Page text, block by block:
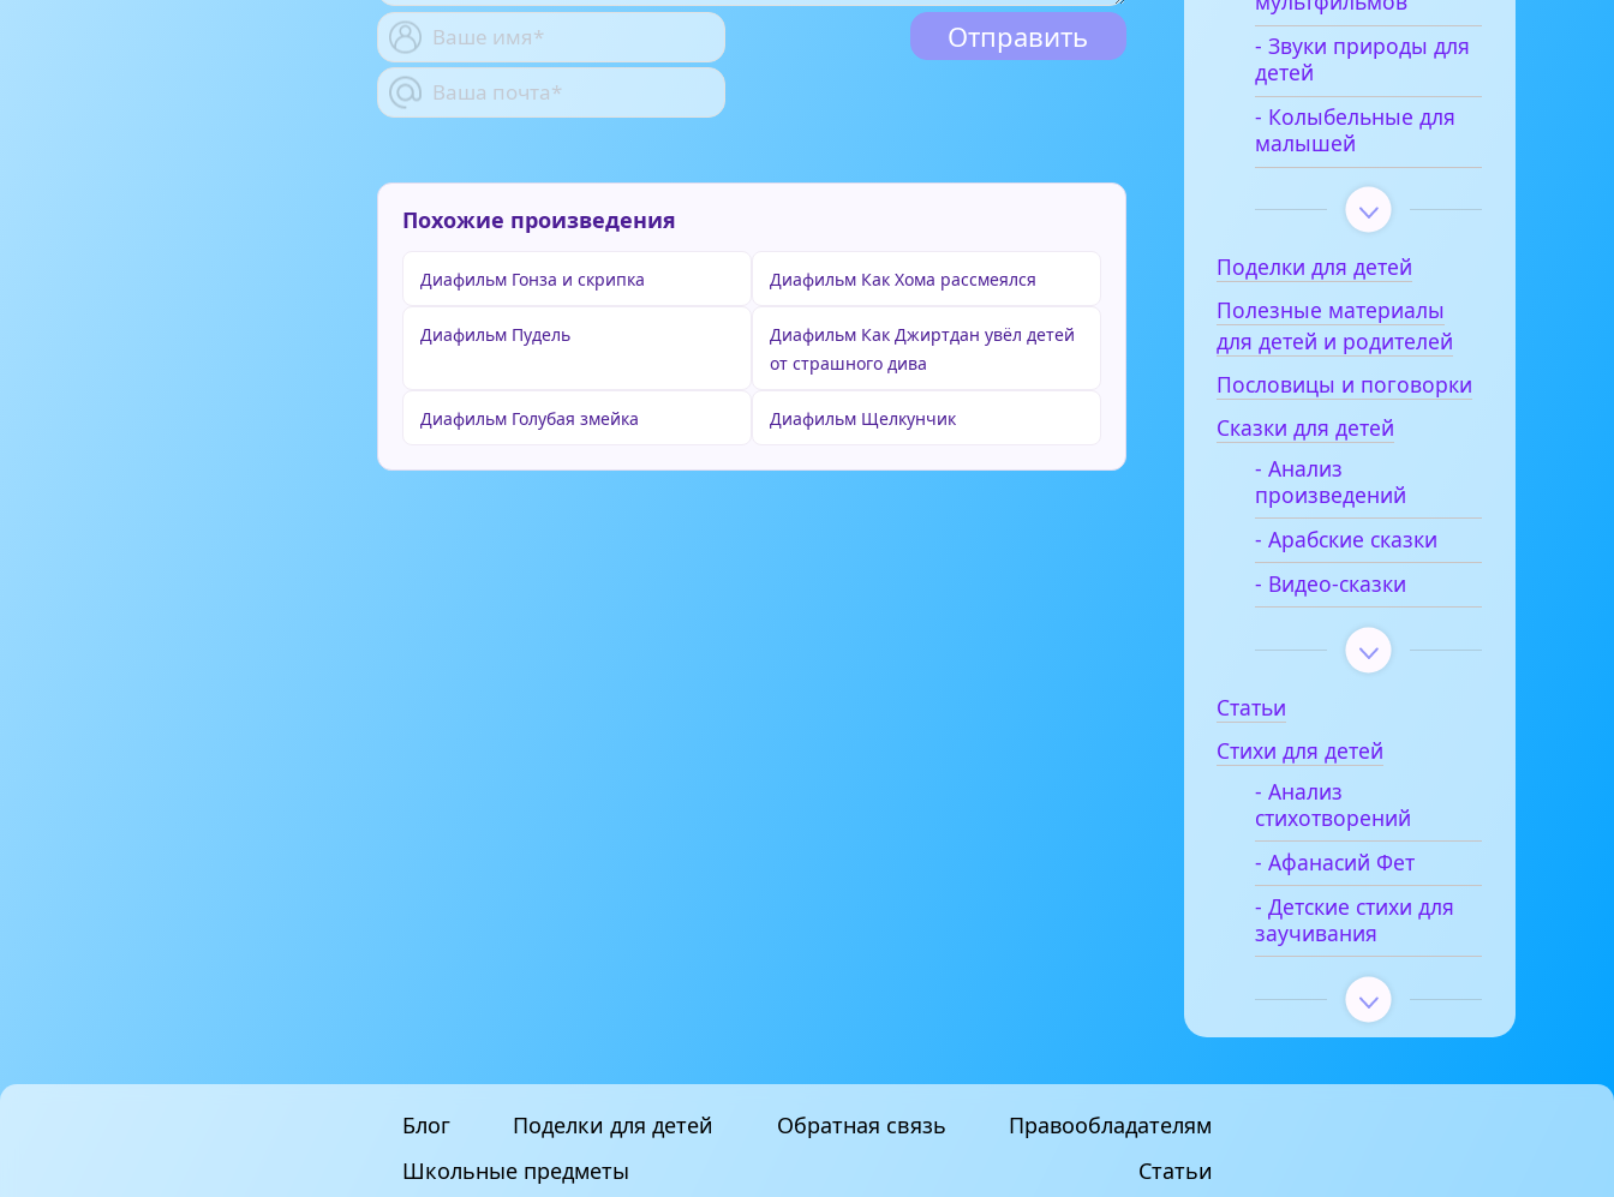
Похожие произведения
Диафильм Гонза и скрипка Диафильм Как Хома рассмеялся
Диафильм Пудель
Диафильм Как Джиртдан увёл детей
от страшного дива
Диафильм Голубая змейка Диафильм Щелкунчик
- Звуки природы для
детей
- Колыбельные для
малышей
Поделки для детей
Полезные материалы
для детей и родителей
Пословицы и поговорки
Сказки для детей
- Анализ
произведений
- Арабские сказки
- Видео-сказки
Статьи
Стихи для детей
- Анализ
стихотворений
- Афанасий Фет
- Детские стихи для
заучивания
Блог Поделки для детей Обратная связь
Правообладателям
Школьные предметы
Статьи